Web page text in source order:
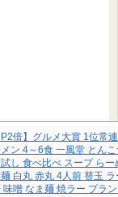
P2倍】グルメ大賞 1位常
ン 4～6食 一風堂 とん
し 食べ比べ スープ らー
白丸 赤丸 4人前 替玉
味噌 なま麺 焼ラー プラ